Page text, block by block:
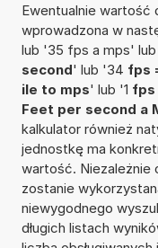
Ewentualnie wartość
wprowadzona w
lub '35 fps a mps' lub
second' lub '34 fps
ile to mps' lub '1 fps
Feet per second a
kalkulator również
jednostkę ma
wartość. Niezależnie
zostanie
niewygodnego
długich listach